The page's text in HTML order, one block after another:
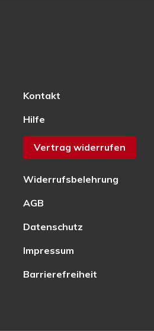
Kontakt
Hilfe
Vertrag widerrufen
Widerrufsbelehrung
AGB
Datenschutz
Impressum
Barrierefreiheit